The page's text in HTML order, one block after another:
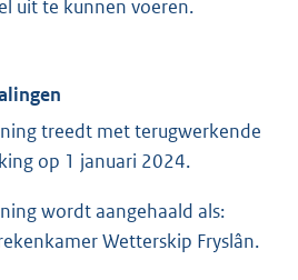
uit te kunnen voeren.
treedt met terugwerkende
op 1 januari 2024.
wordt aangehaald als:
Wetterskip Fryslân.